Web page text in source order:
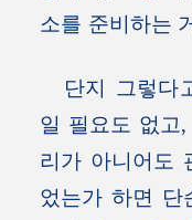
소를 준비하는
단지 그렇다
일 필요도 없고
리가 아니어도
었는가 하면 단